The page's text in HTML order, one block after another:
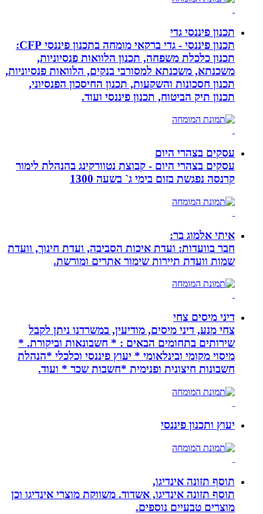
תכנון פיננסי גדי
תכנון פיננסי - גדי ברקאי מומחה בתכנון פיננסי CFP:
תכנון כלכלת משפחה, תכנון הלוואות פנסיוניות,
משכנתא, משכנתא למסורבי בנקים, הלוואות פנסיוניות,
תכנון חסכונות והשקעות, תכנון החיסכון הפנסיוני,
תכנון תיק הביטוח, תכנון פיננסי ועוד.
עסקים בצהרי היום
עסקים בצהרי היום - קבוצת נטוורקינג בהנהלת לימור
קרנסה נפגשת בזום בימי ג` בשעה 1300
איתי אלמוג בר:
חבר בוועדות: ועדת איכות הסביבה, ועדת חינוך, וועדת
שמות וועדת תיירות שימור אתרים ומורשת.
דיני מיסים צחי
צחי מנע, דיני מיסים, מודיעין, במשרדנו ניתן לקבל
שירותים בתחומים הבאים : * חשבונאות וביקורת. *
מיסוי מקומי ובינלאומי * יעוץ פיננסי וכלכלי *הנהלת
חשבונות חיצונית ופנימית *חשבות שכר * ועוד.
יעוץ ותכנון פיננסי
תוסף תזונה אינדיגו,
תוסף תזונה אינדיגו, אשדוד. משווקת מוצרי אינדיגו וכן
מוצרים טבעיים נוספים.